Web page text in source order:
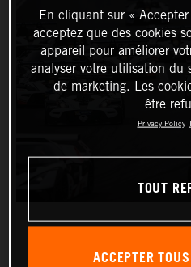
En cliquant sur «
acceptez que des cookies
appareil pour améliorer
analyser votre utilisation du
de marketing. Les
être
Privacy Policy
TOUT
ACCEPTER